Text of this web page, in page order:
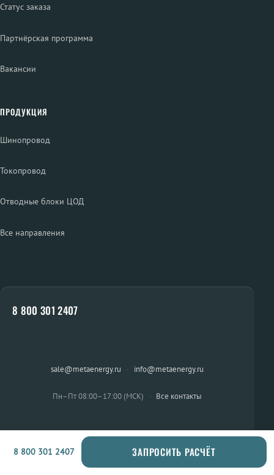
Статус заказа
Партнёрская программа
Вакансии
ПРОДУКЦИЯ
Шинопровод
Токопровод
Отводные блоки ЦОД
Все направления
8 800 301 2407
sale@metaenergy.ru · info@metaenergy.ru
Пн–Пт 08:00–17:00 (МСК) · Все контакты
ОСТАЛИСЬ ВОПРОСЫ?
8 800 301 2407 ЗАПРОСИТЬ РАСЧЁТ